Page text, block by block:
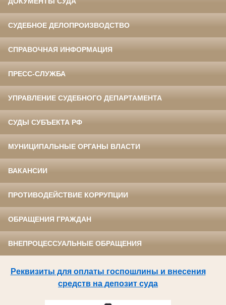
СУДЕБНОЕ ДЕЛОПРОИЗВОДСТВО
СПРАВОЧНАЯ ИНФОРМАЦИЯ
ПРЕСС-СЛУЖБА
УПРАВЛЕНИЕ СУДЕБНОГО ДЕПАРТАМЕНТА
СУДЫ СУБЪЕКТА РФ
МУНИЦИПАЛЬНЫЕ ОРГАНЫ ВЛАСТИ
ВАКАНСИИ
ПРОТИВОДЕЙСТВИЕ КОРРУПЦИИ
ОБРАЩЕНИЯ ГРАЖДАН
ВНЕПРОЦЕССУАЛЬНЫЕ ОБРАЩЕНИЯ
Реквизиты для оплаты госпошлины и внесения
средств на депозит суда